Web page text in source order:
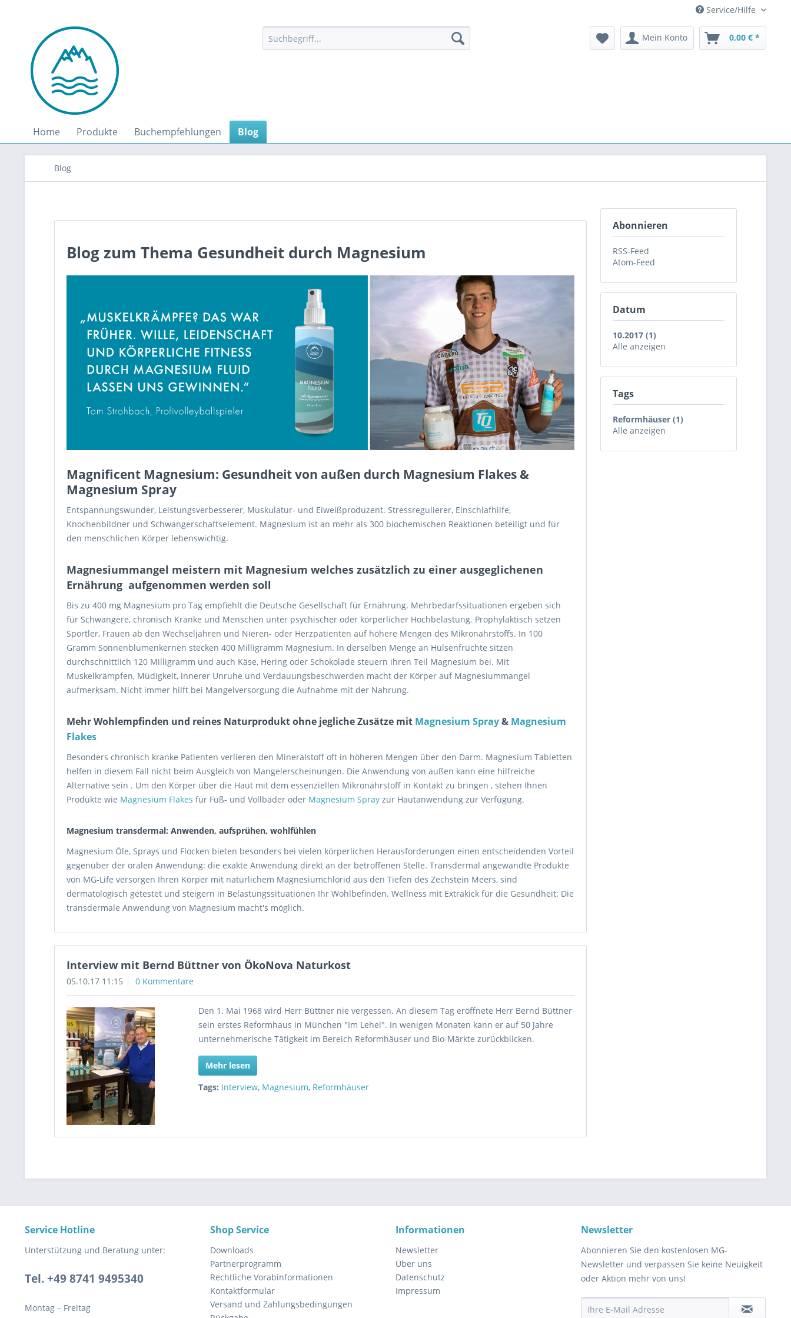
Service/Hilfe
Mein Konto 0,00 € *
Home Produkte Buchempfehlungen Blog
Blog
Abonnieren
RSS-Feed
Atom-Feed
Datum
10.2017 (1)
Alle anzeigen
Tags
Reformhäuser (1)
Alle anzeigen
Blog zum Thema Gesundheit durch Magnesium
Magnificent Magnesium: Gesundheit von außen durch Magnesium Flakes &
Magnesium Spray
Entspannungswunder, Leistungsverbesserer, Muskulatur- und Eiweißproduzent. Stressregulierer, Einschlafhilfe,
Knochenbildner und Schwangerschaftselement. Magnesium ist an mehr als 300 biochemischen Reaktionen beteiligt und für
den menschlichen Körper lebenswichtig.
Magnesiummangel meistern mit Magnesium welches zusätzlich zu einer ausgeglichenen
Ernährung aufgenommen werden soll
Bis zu 400 mg Magnesium pro Tag empfiehlt die Deutsche Gesellschaft für Ernährung. Mehrbedarfssituationen ergeben sich
für Schwangere, chronisch Kranke und Menschen unter psychischer oder körperlicher Hochbelastung. Prophylaktisch setzen
Sportler, Frauen ab den Wechseljahren und Nieren- oder Herzpatienten auf höhere Mengen des Mikronährstoffs. In 100
Gramm Sonnenblumenkernen stecken 400 Milligramm Magnesium. In derselben Menge an Hülsenfrüchte sitzen
durchschnittlich 120 Milligramm und auch Käse, Hering oder Schokolade steuern ihren Teil Magnesium bei. Mit
Muskelkrämpfen, Müdigkeit, innerer Unruhe und Verdauungsbeschwerden macht der Körper auf Magnesiummangel
aufmerksam. Nicht immer hilft bei Mangelversorgung die Aufnahme mit der Nahrung.
Mehr Wohlempfinden und reines Naturprodukt ohne jegliche Zusätze mit Magnesium Spray& Magnesium
Flakes
Besonders chronisch kranke Patienten verlieren den Mineralstoff oft in höheren Mengen über den Darm. Magnesium Tabletten
helfen in diesem Fall nicht beim Ausgleich von Mangelerscheinungen. Die Anwendung von außen kann eine hilfreiche
Alternative sein . Um den Körper über die Haut mit dem essenziellen Mikronährstoff in Kontakt zu bringen , stehen Ihnen
Produkte wie Magnesium Flakes für Fuß- und Vollbäder oder Magnesium Spray zur Hautanwendung zur Verfügung.
Magnesium transdermal: Anwenden, aufsprühen, wohlfühlen
Magnesium Öle, Sprays und Flocken bieten besonders bei vielen körperlichen Herausforderungen einen entscheidenden Vorteil
gegenüber der oralen Anwendung: die exakte Anwendung direkt an der betroffenen Stelle. Transdermal angewandte Produkte
von MG-Life versorgen Ihren Körper mit natürlichem Magnesiumchlorid aus den Tiefen des Zechstein Meers, sind
dermatologisch getestet und steigern in Belastungssituationen Ihr Wohlbefinden. Wellness mit Extrakick für die Gesundheit: Die
transdermale Anwendung von Magnesium macht's möglich.
Interview mit Bernd Büttner von ÖkoNova Naturkost
05.10.17 11:15 0 Kommentare
Den 1. Mai 1968 wird Herr Büttner nie vergessen. An diesem Tag eröffnete Herr Bernd Büttner
sein erstes Reformhaus in München "Im Lehel". In wenigen Monaten kann er auf 50 Jahre
unternehmerische Tätigkeit im Bereich Reformhäuser und Bio-Märkte zurückblicken.
Mehr lesen
Tags: Interview, Magnesium, Reformhäuser
Service Hotline
Unterstützung und Beratung unter:
Tel. +49 8741 9495340
Montag – Freitag
Shop Service
Downloads
Partnerprogramm
Rechtliche Vorabinformationen
Kontaktformular
Versand und Zahlungsbedingungen
Informationen
Newsletter
Über uns
Datenschutz
Impressum
Newsletter
Abonnieren Sie den kostenlosen MG-
Newsletter und verpassen Sie keine Neuigkeit
oder Aktion mehr von uns!